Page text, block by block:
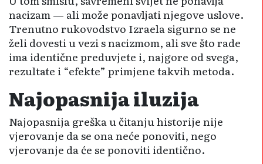
nacizam — ali može ponavljati njegove uslove.
Trenutno rukovodstvo Izraela sigurno se ne
želi dovesti u vezi s nacizmom, ali sve što rade
ima identične preduvjete i, najgore od svega,
rezultate i “efekte” primjene takvih metoda.
Najopasnija iluzija
Najopasnija greška u čitanju historije nije
vjerovanje da se ona neće ponoviti, nego
vjerovanje da će se ponoviti identično.